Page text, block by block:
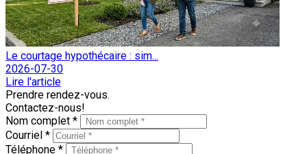
Le courtage hypothécaire : sim...
2026-07-30
Lire l'article
Prendre rendez-vous.
Contactez-nous!
Nom complet *
Courriel *
Téléphone *